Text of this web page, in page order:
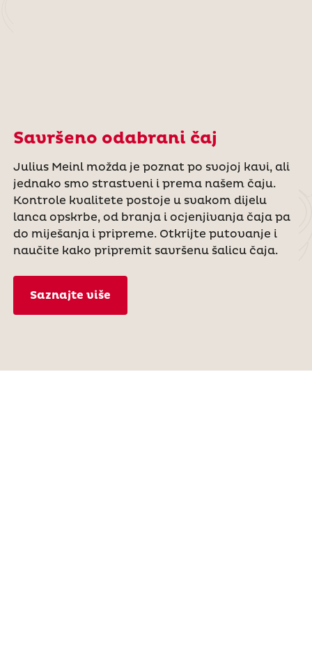
Savršeno odabrani čaj
Julius Meinl možda je poznat po svojoj kavi, ali
jednako smo strastveni i prema našem čaju.
Kontrole kvalitete postoje u svakom dijelu
lanca opskrbe, od branja i ocjenjivanja čaja pa
do miješanja i pripreme. Otkrijte putovanje i
naučite kako pripremit savršenu šalicu čaja.
Saznajte više